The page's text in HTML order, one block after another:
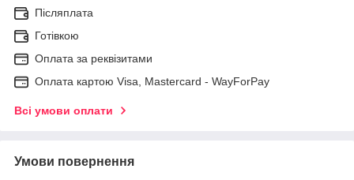
Післяплата
Готівкою
Оплата за реквізитами
Оплата картою Visa, Mastercard - WayForPay
Всі умови оплати
Умови повернення